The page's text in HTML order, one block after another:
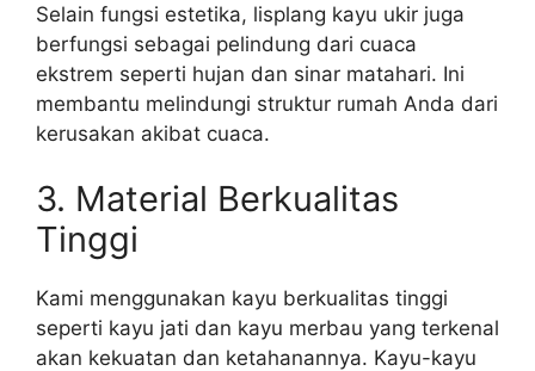
Selain fungsi estetika, lisplang kayu ukir juga
berfungsi sebagai pelindung dari cuaca
ekstrem seperti hujan dan sinar matahari. Ini
membantu melindungi struktur rumah Anda dari
kerusakan akibat cuaca.
3. Material Berkualitas
Tinggi
Kami menggunakan kayu berkualitas tinggi
seperti kayu jati dan kayu merbau yang terkenal
akan kekuatan dan ketahanannya. Kayu-kayu